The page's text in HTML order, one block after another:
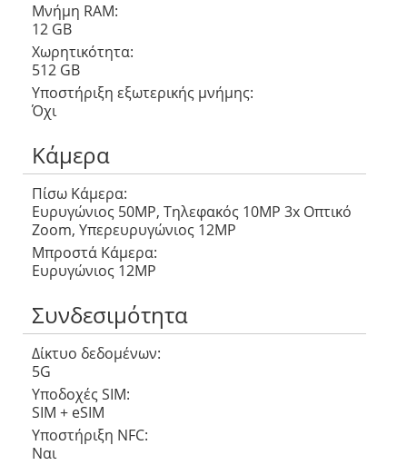
Μνήμη RAM:
12 GB
Χωρητικότητα:
512 GB
Υποστήριξη εξωτερικής μνήμης:
Όχι
Κάμερα
Πίσω Κάμερα:
Ευρυγώνιος 50MP, Τηλεφακός 10MP 3x Οπτικό
Zoom, Υπερευρυγώνιος 12MP
Μπροστά Κάμερα:
Ευρυγώνιος 12MP
Συνδεσιμότητα
Δίκτυο δεδομένων:
5G
Υποδοχές SIM:
SIM + eSIM
Υποστήριξη NFC:
Ναι